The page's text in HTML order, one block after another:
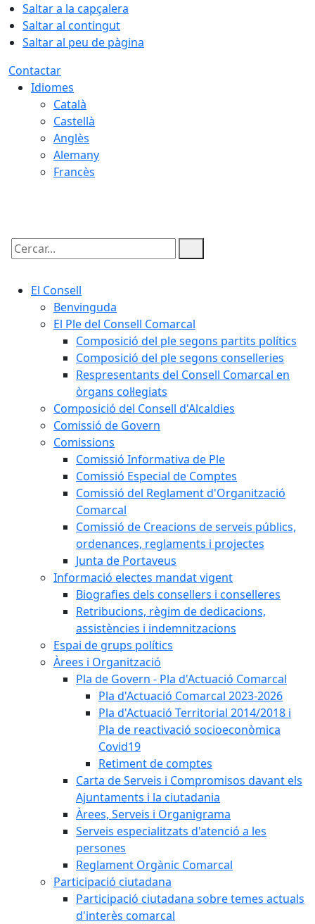
Saltar a la capçalera
Saltar al contingut
Saltar al peu de pàgina
Contactar
Idiomes
Català
Castellà
Anglès
Alemany
Francès
Cercar:
El Consell
Benvinguda
El Ple del Consell Comarcal
Composició del ple segons partits polítics
Composició del ple segons conselleries
Respresentants del Consell Comarcal en
òrgans col·legiats
Composició del Consell d'Alcaldies
Comissió de Govern
Comissions
Comissió Informativa de Ple
Comissió Especial de Comptes
Comissió del Reglament d'Organització
Comarcal
Comissió de Creacions de serveis públics,
ordenances, reglaments i projectes
Junta de Portaveus
Informació electes mandat vigent
Biografies dels consellers i conselleres
Retribucions, règim de dedicacions,
assistències i indemnitzacions
Espai de grups polítics
Àrees i Organització
Pla de Govern - Pla d'Actuació Comarcal
Pla d'Actuació Comarcal 2023-2026
Pla d'Actuació Territorial 2014/2018 i
Pla de reactivació socioeconòmica
Covid19
Retiment de comptes
Carta de Serveis i Compromisos davant els
Ajuntaments i la ciutadania
Àrees, Serveis i Organigrama
Serveis especialitzats d'atenció a les
persones
Reglament Orgànic Comarcal
Participació ciutadana
Participació ciutadana sobre temes actuals
d'interès comarcal